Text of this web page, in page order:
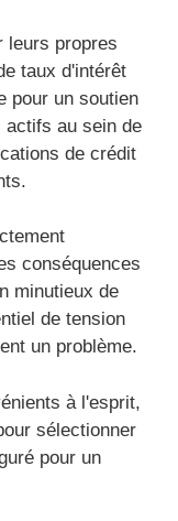
leurs propres
taux d'intérêt
pour un soutien
actifs au sein de
de crédit
conséquences
minutieux de
de tension
un problème.
à l'esprit,
sélectionner
pour un